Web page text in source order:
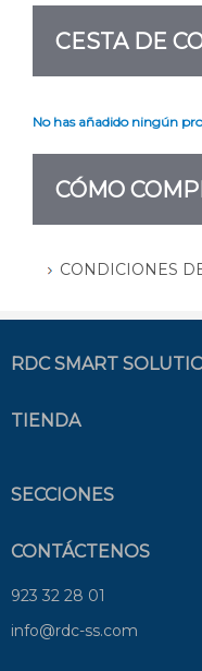
CESTA DE
No has añadido ningún
CÓMO
CONDICIONES
RDC SMART
TIENDA
SECCIONES
CONTÁCTENOS
923 32 28 01
info@rdc-ss.com